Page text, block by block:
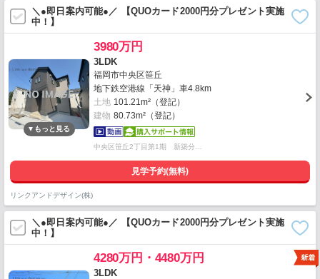
＼●即日案内可能●／ 【QUOカード2000円分プレゼント実施
中！】
3980万円
3LDK
福岡市中央区笹丘
地下鉄空港線「天神」車4.8km
土地 101.21m²（登記）
建物 80.73m²（登記）
中央区笹丘2丁目第1期 新築分…
見学予約(無料)
リンクアンドデザイン(株)
＼●即日案内可能●／ 【QUOカード2000円分プレゼント実施
中！】
4280万円・4480万円
3LDK